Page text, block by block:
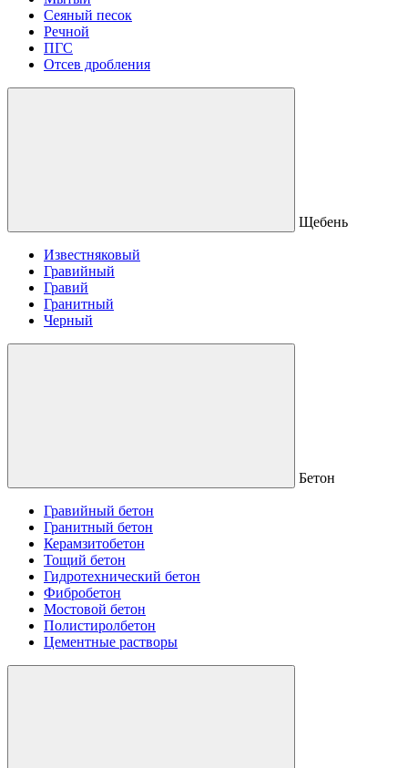
Сеяный песок
Речной
ПГС
Отсев дробления
Щебень
Известняковый
Гравийный
Гравий
Гранитный
Черный
Бетон
Гравийный бетон
Гранитный бетон
Керамзитобетон
Тощий бетон
Гидротехнический бетон
Фибробетон
Мостовой бетон
Полистиролбетон
Цементные растворы